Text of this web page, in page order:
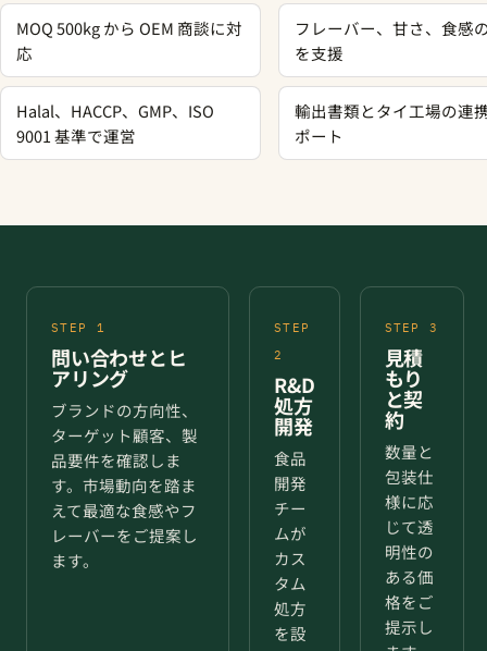
MOQ 500kg から OEM 商談に対
応
フレーバー、甘さ、食感
を支援
Halal、HACCP、GMP、ISO
9001 基準で運営
輸出書類とタイ工場の連
ポート
STEP 1
問い合わせとヒ
アリング
ブランドの方向性、
ターゲット顧客、製
品要件を確認しま
す。市場動向を踏ま
えて最適な食感やフ
レーバーをご提案し
ます。
STEP
2
R&D
処方
開発
食品
開発
チー
ムが
カス
タム
処方
を設
STEP 3
見積
もり
と契
約
数量と
包装仕
様に応
じて透
明性の
ある価
格をご
提示し